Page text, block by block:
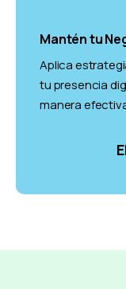
Mantén tu
Aplica
tu presencia
manera